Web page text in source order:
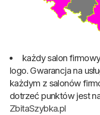
każdy salon
logo. Gwarancja na
każdym z salonów
dotrzeć punktów jest
ZbitaSzybka.pl